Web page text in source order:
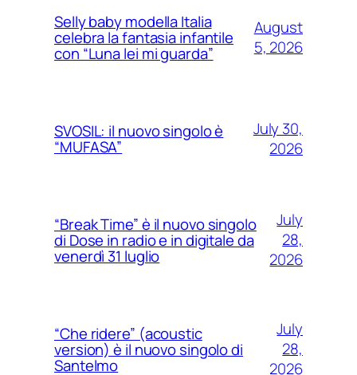
Selly baby modella Italia
celebra la fantasia infantile
con “Luna lei mi guarda”
August
5, 2026
SVOSIL: il nuovo singolo è
“MUFASA”
July 30,
2026
“Break Time” è il nuovo singolo
di Dose in radio e in digitale da
venerdì 31 luglio
July
28,
2026
“Che ridere” (acoustic
version) è il nuovo singolo di
Santelmo
July
28,
2026